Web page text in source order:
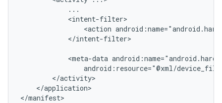
<action
</intent-filter>
<meta-data
android:resource="@xml/
</application>
</manifest>